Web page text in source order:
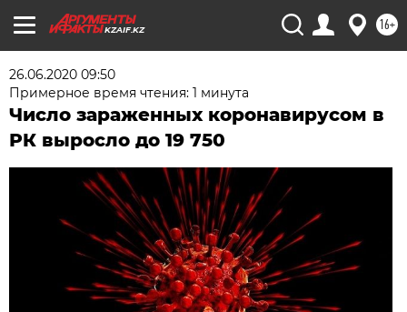
KZAIF.KZ 16+
26.06.2020 09:50
Примерное время чтения: 1 минута
Число зараженных коронавирусом в
РК выросло до 19 750